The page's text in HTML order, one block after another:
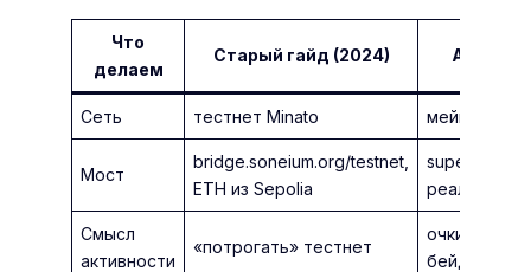
Что
делаем
Старый гайд (2024)
Сеть тестнет Minato мейннет
Мост
bridge.soneium.org/testnet,
ETH из Sepolia
реальный
Смысл
активности
«потрогать» тестнет
очки
бейдж